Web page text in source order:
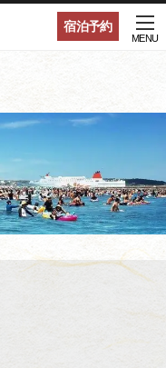
宿泊予約
MENU